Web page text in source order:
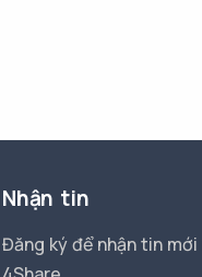
Nhận tin
Đăng ký để nhận tin